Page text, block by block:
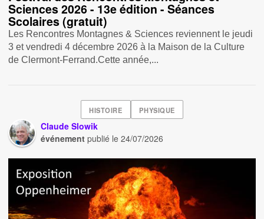
Sciences 2026 - 13e édition - Séances
Scolaires (gratuit)
Les Rencontres Montagnes & Sciences reviennent le jeudi
3 et vendredi 4 décembre 2026 à la Maison de la Culture
de Clermont-Ferrand.Cette année,...
HISTOIRE PHYSIQUE
Claude Slowik
événement publié le24/07/2026